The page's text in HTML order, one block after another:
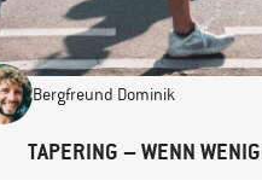
Bergfreund Dominik
TAPERING – WENN